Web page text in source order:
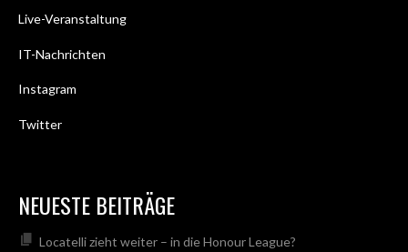
Live-Veranstaltung
IT-Nachrichten
Instagram
Twitter
NEUESTE BEITRÄGE
Locatelli zieht weiter – in die Honour League?